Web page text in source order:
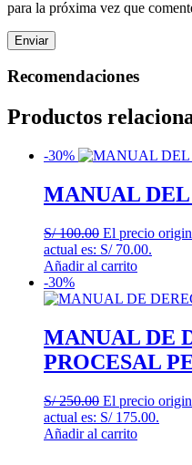
para la próxima vez que
Recomendaciones
Productos
-30%
MANUAL DEL
S/100.00 El precio
actual es: S/ 70.00.
Añadir al carrito
-30%
MANUAL DE
PROCESAL
S/250.00 El precio
actual es: S/ 175.00.
Añadir al carrito